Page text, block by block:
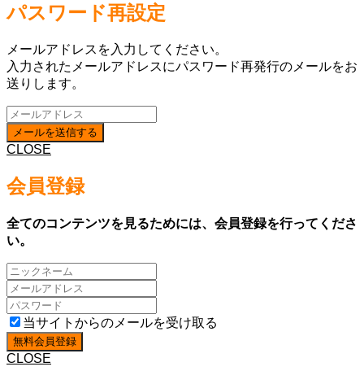
パスワード再設定
メールアドレスを入力してください。
入力されたメールアドレスにパスワード再発行のメールをお
送りします。
CLOSE
会員登録
全てのコンテンツを見るためには、会員登録を行ってくださ
い。
当サイトからのメールを受け取る
CLOSE